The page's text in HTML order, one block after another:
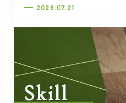
2026.07.21